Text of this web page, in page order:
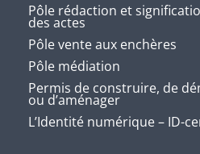
Pôle rédaction et
des actes
Pôle vente aux enchères
Pôle médiation
Permis de construire, de
ou d’aménager
L’Identité numérique – ID-